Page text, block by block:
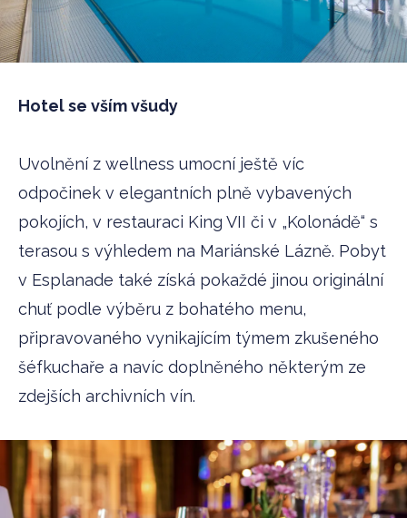
Hotel se vším všudy
Uvolnění z wellness umocní ještě víc
odpočinek v elegantních plně vybavených
pokojích, v restauraci King VII či v „Kolonádě“ s
terasou s výhledem na Mariánské Lázně. Pobyt
v Esplanade také získá pokaždé jinou originální
chuť podle výběru z bohatého menu,
připravovaného vynikajícím týmem zkušeného
šéfkuchaře a navíc doplněného některým ze
zdejších archivních vín.